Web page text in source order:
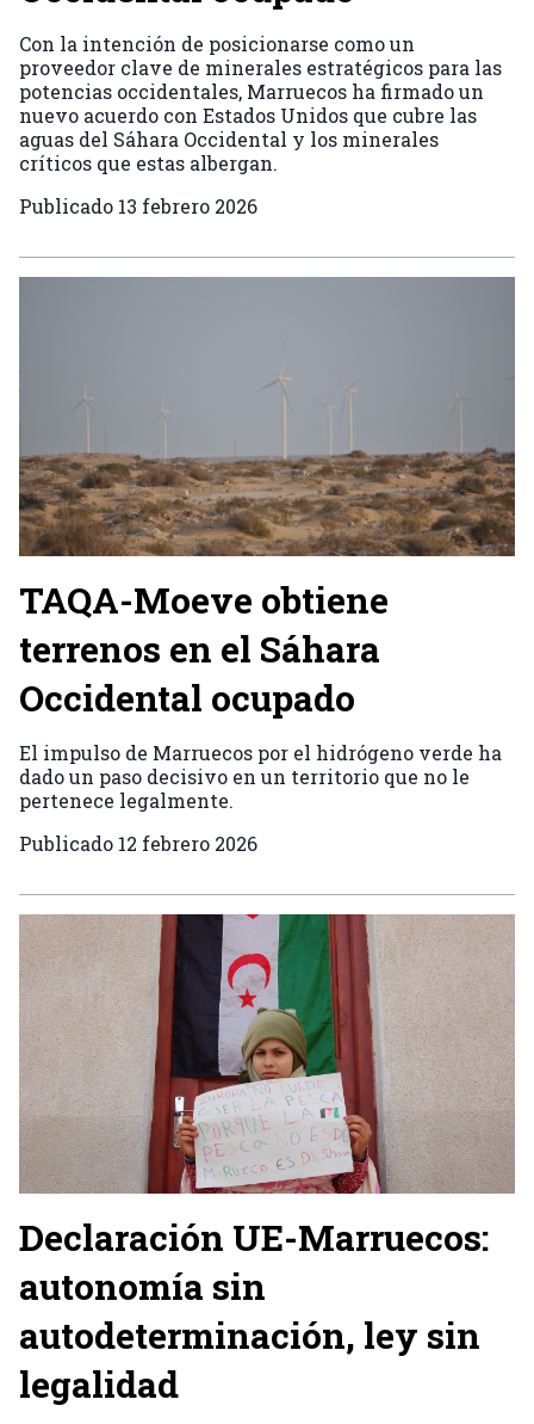
Con la intención de posicionarse como un
proveedor clave de minerales estratégicos para las
potencias occidentales, Marruecos ha firmado un
nuevo acuerdo con Estados Unidos que cubre las
aguas del Sáhara Occidental y los minerales
críticos que estas albergan.
Publicado 13 febrero 2026
TAQA-Moeve obtiene
terrenos en el Sáhara
Occidental ocupado
El impulso de Marruecos por el hidrógeno verde ha
dado un paso decisivo en un territorio que no le
pertenece legalmente.
Publicado 12 febrero 2026
Declaración UE-Marruecos:
autonomía sin
autodeterminación, ley sin
legalidad